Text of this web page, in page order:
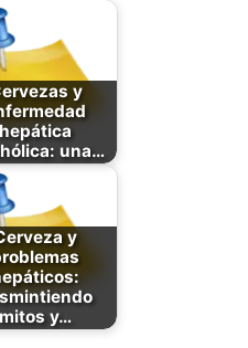
y
hepática
una…
y
mitos y…